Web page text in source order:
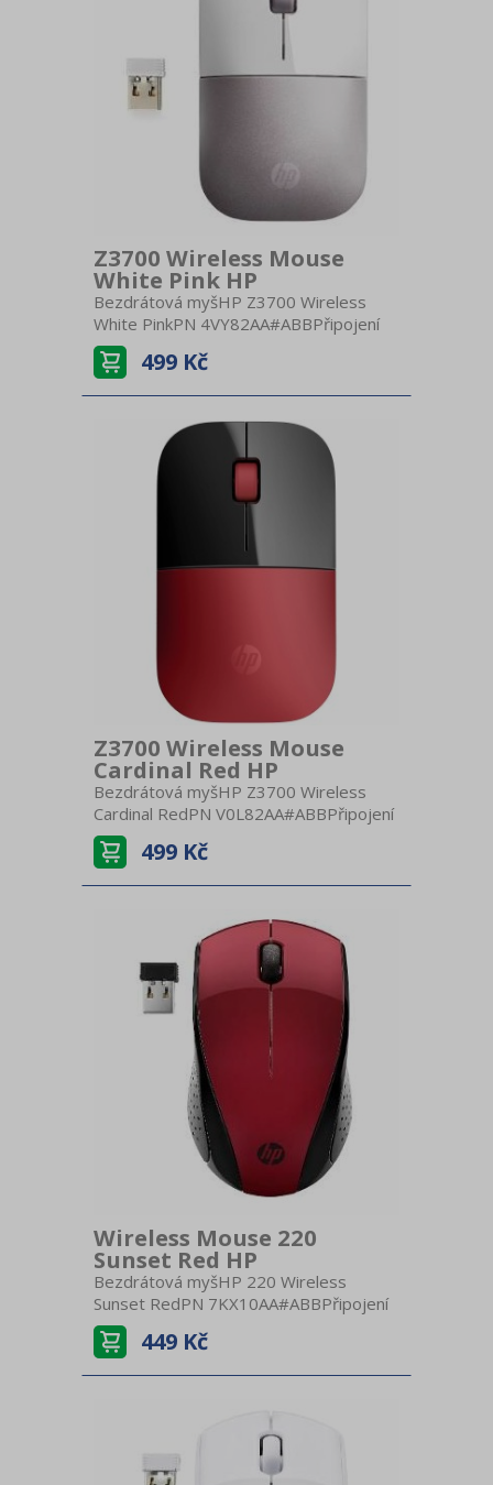
Z3700 Wireless Mouse
White Pink HP
Bezdrátová myšHP Z3700 Wireless
White PinkPN 4VY82AA#ABBPřipojení
BezdrátováNabíjení AA
baterieBezdrátový USB
přijímačKompatibilitaWindowsCitlivost
tlačítek 3Kolečko KlasickéBarva
bílá/růžováRozměry (ŠxVxH) 6 x 2,5 x
10 cmHmotnost 50 g
499 Kč
Z3700 Wireless Mouse
Cardinal Red HP
Bezdrátová myšHP Z3700 Wireless
Cardinal RedPN V0L82AA#ABBPřipojení
BezdrátováNabíjení AA
baterieBezdrátový USB
přijímačKompatibilitaWindowsCitlivost
tlačítek 3Kolečko KlasickéBarva
červenáRozměry (ŠxVxH) 6 x 2,5 x 10
cmHmotnost 50 g
499 Kč
Wireless Mouse 220
Sunset Red HP
Bezdrátová myšHP 220 Wireless
Sunset RedPN 7KX10AA#ABBPřipojení
BezdrátovéNabíjení AA
baterieBezdrátový USB
přijímačProvedení
1600 DPITechnologie OptickáPočet
tlačítek 3Kolečko KlasickéBarva
červenáRozměry 9,5 × 5,7 × 3,9
cmHmotnost 80 g
449 Kč